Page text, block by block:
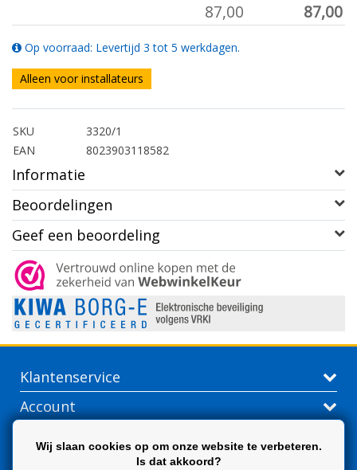
87,00 87,00
Op voorraad: Levertijd 3 tot 5 werkdagen.
Alleen voor installateurs
SKU
3320/1
EAN
8023903118582
Informatie
Beoordelingen
Geef een beoordeling
Klantenservice
Account
Wij slaan cookies op om onze website te verbeteren.
Is dat akkoord?